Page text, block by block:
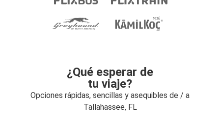
¿Qué esperar de
tu viaje?
Opciones rápidas, sencillas y asequibles de / a
Tallahassee, FL